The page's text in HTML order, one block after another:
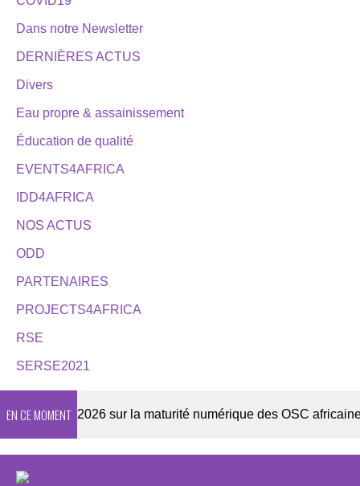
Dans notre Newsletter
DERNIÈRES ACTUS
Divers
Eau propre & assainissement
Éducation de qualité
EVENTS4AFRICA
IDD4AFRICA
NOS ACTUS
ODD
PARTENAIRES
PROJECTS4AFRICA
RSE
SERSE2021
EN CE MOMENT2026 sur la maturité numérique des OSC africaines